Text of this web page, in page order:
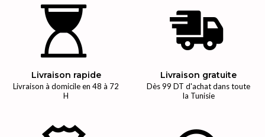
Livraison rapide
Livraison à domicile en 48 à 72
H
Livraison gratuite
Dès 99 DT d'achat dans toute
la Tunisie